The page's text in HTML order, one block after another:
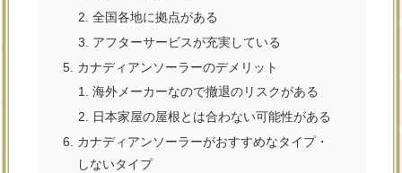
全国各地に拠点がある
アフターサービスが充実している
カナディアンソーラーのデメリット
海外メーカーなので撤退のリスクがある
日本家屋の屋根とは合わない可能性がある
カナディアンソーラーがおすすめなタイプ・
しないタイプ